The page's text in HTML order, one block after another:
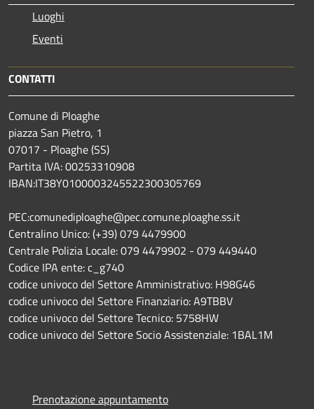
Luoghi
Eventi
CONTATTI
Comune di Ploaghe
piazza San Pietro, 1
07017 - Ploaghe (SS)
Partita IVA: 00253310908
IBAN:IT38Y0100003245522300305769
PEC:comunediploaghe@pec.comune.ploaghe.ss.it
Centralino Unico: (+39) 079 4479900
Centrale Polizia Locale: 079 4479902 - 079 449440
Codice IPA ente: c_g740
codice univoco del Settore Amministrativo: H98G46
codice univoco del Settore Finanziario: A9TBBV
codice univoco del Settore Tecnico: 5758HW
codice univoco del Settore Socio Assistenziale: 1BAL1M
Prenotazione appuntamento